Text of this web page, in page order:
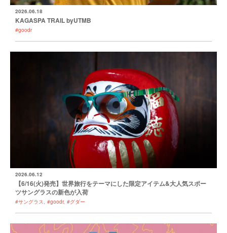
2026.06.18
KAGASPA TRAIL byUTMB
#goodr
2026.06.12
【6/16(火)発売】世界旅行をテーマにした限定アイテム&大人気スポー
ツサングラスの新色が入荷
#サングラス #goodr #グダー